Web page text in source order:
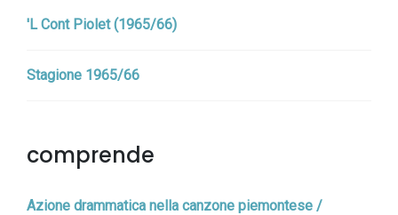
'L Cont Piolet (1965/66)
Stagione 1965/66
comprende
Azione drammatica nella canzone piemontese /